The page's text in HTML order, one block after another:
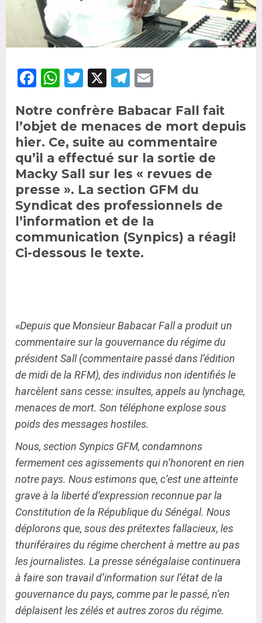
Facebook
WhatsApp
Twitter
X Telegram
Notre confrère Babacar Fall fait
l’objet de menaces de mort depuis
hier. Ce, suite au commentaire
qu’il a effectué sur la sortie de
Macky Sall sur les « revues de
presse ». La section GFM du
Syndicat des professionnels de
l’information et de la
communication (Synpics) a réagi!
Ci-dessous le texte.
«Depuis que Monsieur Babacar Fall a produit un
commentaire sur la gouvernance du régime du
président Sall (commentaire passé dans l’édition
de midi de la RFM), des individus non identifiés le
harcèlent sans cesse: insultes, appels au lynchage,
menaces de mort. Son téléphone explose sous
poids des messages hostiles.
Nous, section Synpics GFM, condamnons
fermement ces agissements qui n’honorent en rien
notre pays. Nous estimons que, c’est une atteinte
grave à la liberté d’expression reconnue par la
Constitution de la République du Sénégal. Nous
déplorons que, sous des prétextes fallacieux, les
thuriféraires du régime cherchent à mettre au pas
les journalistes. La presse sénégalaise continuera
à faire son travail d’information sur l’état de la
gouvernance du pays, comme par le passé, n’en
déplaisent les zélés et autres zoros du régime.